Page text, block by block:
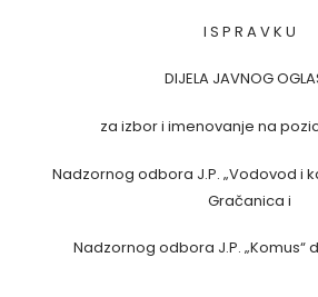
I S P R A V K U
DIJELA JAVNOG
za izbor i imenovanje na
Nadzornog odbora J.P. „Vodovod i
Gračanica i
Nadzornog odbora J.P. „Komus“